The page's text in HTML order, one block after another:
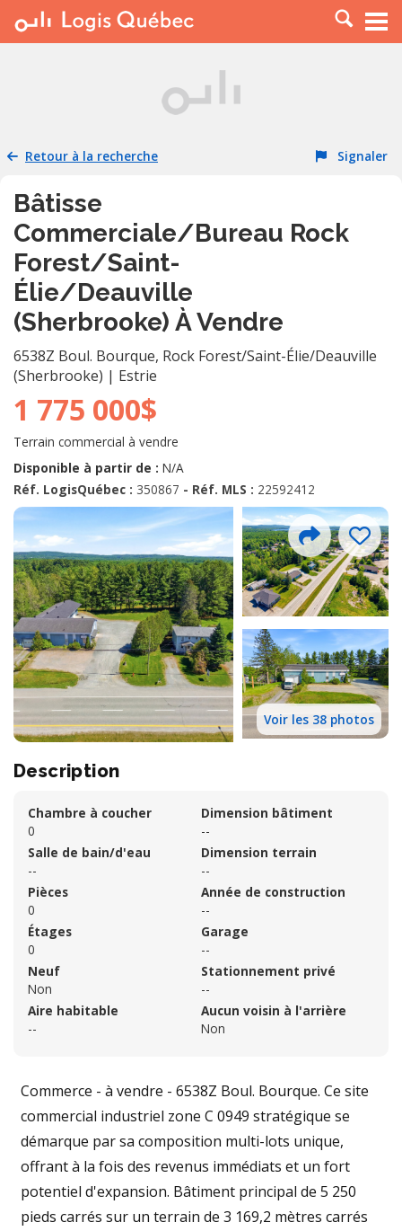
À LOUER
PLACER UNE ANNONCE
RESSOURCES
Retour à la recherche Signaler
Bâtisse
Commerciale/Bureau Rock
Forest/Saint-
Élie/Deauville
(Sherbrooke) À Vendre
6538Z Boul. Bourque, Rock Forest/Saint-Élie/Deauville
(Sherbrooke) | Estrie
1 775 000$
Terrain commercial à vendre
Disponible à partir de : N/A
Réf. LogisQuébec : 350867 - Réf. MLS : 22592412
Voir les 38 photos
Description
Chambre à coucher
0
Salle de bain/d'eau
--
Pièces
0
Étages
0
Neuf
Non
Aire habitable
--
Dimension bâtiment
--
Dimension terrain
--
Année de construction
--
Garage
--
Stationnement privé
--
Aucun voisin à l'arrière
Non
Commerce - à vendre - 6538Z Boul. Bourque. Ce site
commercial industriel zone C 0949 stratégique se
démarque par sa composition multi-lots unique,
offrant à la fois des revenus immédiats et un fort
potentiel d'expansion. Bâtiment principal de 5 250
pieds carrés sur un terrain de 3 169,2 mètres carrés